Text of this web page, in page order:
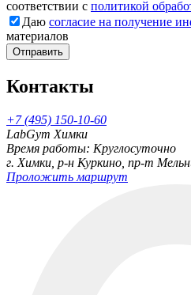
соответствии с политикой
Даю согласие на получение
материалов
Отправить
Контакты
+7 (495) 150-10-60
LabGym Химки
Время работы: Круглосуточно
г. Химки, р-н Куркино, пр-т
Проложить маршрут